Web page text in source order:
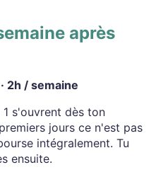
après
2h / semaine
s'ouvrent dès ton
jours ce n'est pas
intégralement. Tu
ensuite.